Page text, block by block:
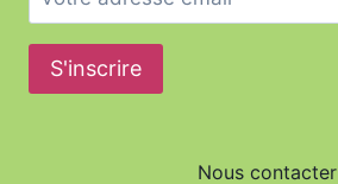
Nous contacter